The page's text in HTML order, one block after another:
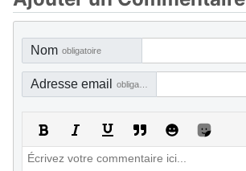
Nom obligatoire
Adresse email